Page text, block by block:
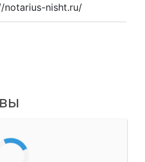
notarius-nisht.ru/